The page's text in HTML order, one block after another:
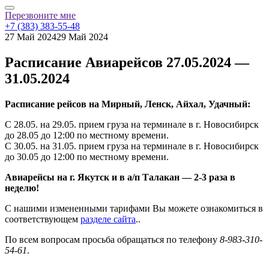
Перезвоните мне
+7 (383) 383-55-48
27 Май 202429 Май 2024
Расписание Авиарейсов 27.05.2024 —
31.05.2024
Расписание рейсов на Мирный, Ленск, Айхал, Удачный:
С 28.05. на 29.05. прием груза на терминале в г. Новосибирск
до 28.05 до 12:00 по местному времени.
С 30.05. на 31.05. прием груза на терминале в г. Новосибирск
до 30.05 до 12:00 по местному времени.
Авиарейсы на г. Якутск и в а/п Талакан — 2-3 раза в
неделю!
С нашими измененными тарифами Вы можете ознакомиться в
соответствующем разделе сайта..
По всем вопросам просьба обращаться по телефону 8-983-310-
54-61.